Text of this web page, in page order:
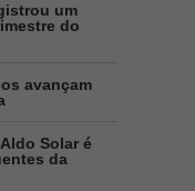
um
do
avançam
Solar é
da